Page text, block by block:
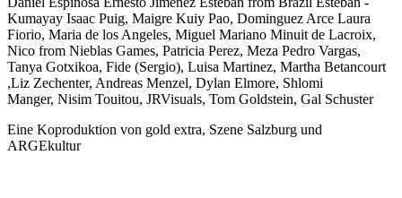
Kumayay Isaac Puig, Maigre Kuiy Pao, Dominguez Arce Laura
Fiorio, Maria de los Angeles, Miguel Mariano Minuit de Lacroix,
Nico from Nieblas Games, Patricia Perez, Meza Pedro Vargas,
Tanya Gotxikoa, Fide (Sergio), Luisa Martinez, Martha Betancourt
,Liz Zechenter, Andreas Menzel, Dylan Elmore, Shlomi
Manger, Nisim Touitou, JRVisuals, Tom Goldstein, Gal Schuster
Eine Koproduktion von gold extra, Szene Salzburg und
ARGEkultur